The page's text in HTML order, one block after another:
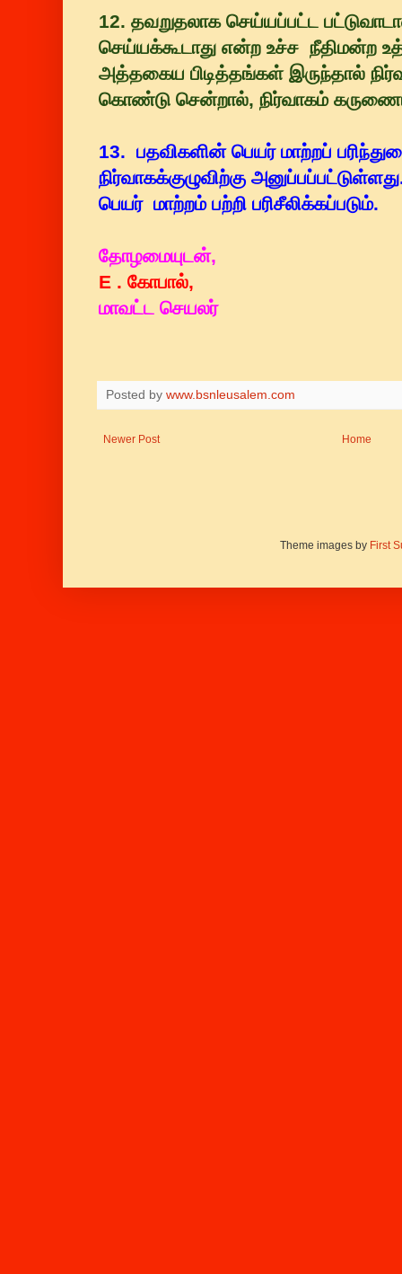
12. தவறுதலாக செய்யப்பட்ட
செய்யக்கூடாது என்ற உச்ச நீதிமன்ற
அத்தகைய பிடித்தங்கள் இருந்தால்
கொண்டு சென்றால், நிர்வாகம்
13. பதவிகளின் பெயர் மாற்றப்
நிர்வாகக்குழுவிற்கு
பெயர் மாற்றம் பற்றி பரிசீலிக்கப்படும்.
தோழமையுடன்,
E . கோபால்,
மாவட்ட செயலர்
Posted by www.bsnleusalem.com
Newer Post Home
Theme images by First